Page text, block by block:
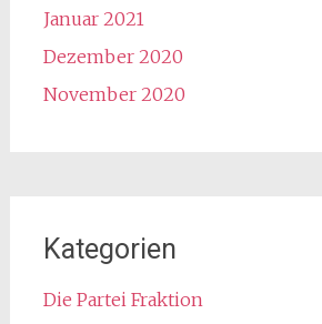
Januar 2021
Dezember 2020
November 2020
Kategorien
Die Partei Fraktion